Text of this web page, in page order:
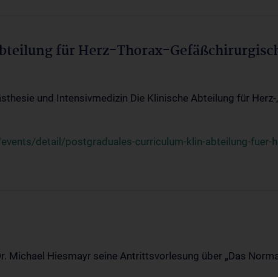
für Herz-Thorax-
und Intensivmedizin Die Klinische Abteilung für
detail/postgraduales-curriculum-klin-abteilung-fuer-
Michael Hiesmayr seine Antrittsvorlesung über „Das